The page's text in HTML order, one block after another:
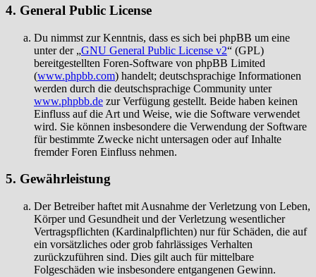
4. General Public License
Du nimmst zur Kenntnis, dass es sich bei phpBB um eine
unter der „GNU General Public License v2“ (GPL)
bereitgestellten Foren-Software von phpBB Limited
(www.phpbb.com) handelt; deutschsprachige Informationen
werden durch die deutschsprachige Community unter
www.phpbb.de zur Verfügung gestellt. Beide haben keinen
Einfluss auf die Art und Weise, wie die Software verwendet
wird. Sie können insbesondere die Verwendung der Software
für bestimmte Zwecke nicht untersagen oder auf Inhalte
fremder Foren Einfluss nehmen.
5. Gewährleistung
Der Betreiber haftet mit Ausnahme der Verletzung von Leben,
Körper und Gesundheit und der Verletzung wesentlicher
Vertragspflichten (Kardinalpflichten) nur für Schäden, die auf
ein vorsätzliches oder grob fahrlässiges Verhalten
zurückzuführen sind. Dies gilt auch für mittelbare
Folgeschäden wie insbesondere entgangenen Gewinn.